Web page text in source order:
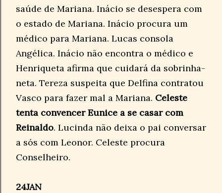
saúde de Mariana. Inácio se desespera com
o estado de Mariana. Inácio procura um
médico para Mariana. Lucas consola
Angélica. Inácio não encontra o médico e
Henriqueta afirma que cuidará da sobrinha-
neta. Tereza suspeita que Delfina contratou
Vasco para fazer mal a Mariana. Celeste
tenta convencer Eunice a se casar com
Reinaldo. Lucinda não deixa o pai conversar
a sós com Leonor. Celeste procura
Conselheiro.
24JAN